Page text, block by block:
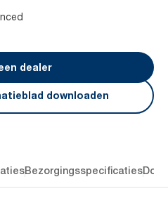
dealer
downloaden
Bezorgingsspecificaties